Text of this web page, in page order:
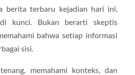
berita terbaru kejadian hari ini,
kunci. Bukan berarti skeptis
bahwa setiap informasi
sisi.
memahami konteks, dan